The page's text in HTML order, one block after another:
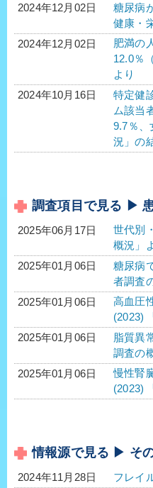
2024年12月02日
糖尿病
健康・
2024年12月02日
肥満の
12.0％
より
2024年10月16日
特定健
ム該当
9.7％
況」の
調査項目で見る ▶
2025年06月17日
世代別
概況」
2025年01月06日
糖尿病
者調査
2025年01月06日
高血圧
(2023)
2025年01月06日
脂質異
調査の
2025年01月06日
慢性腎
(2023)
情報源で見る ▶ そ
2024年11月28日
フレイ